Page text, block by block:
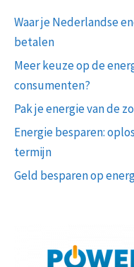
Waar je Nederlandse
betalen
Meer keuze op de
consumenten?
Pak je energie van de
Energie besparen:
termijn
Geld besparen op